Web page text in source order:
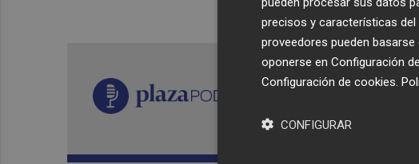
precisos y características
proveedores pueden
oponerse en Configuración
Configuración de cookies
CONFIGURAR